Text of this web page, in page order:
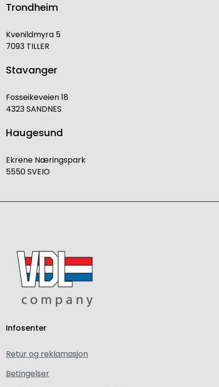
Trondheim
Kvenildmyra 5
7093 TILLER
Stavanger
Fosseikeveien 18
4323 SANDNES
Haugesund
Ekrene Næringspark
5550 SVEIO
Infosenter
Retur og reklamasjon
Betingelser